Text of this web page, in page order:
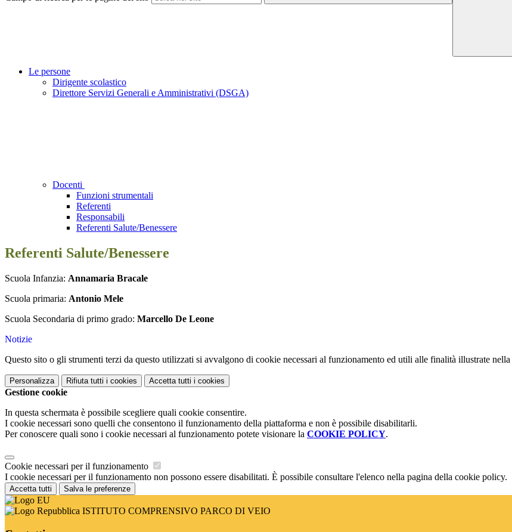
Le persone
Dirigente scolastico
Direttore Servizi Generali e Amministrativi (DSGA)
Docenti
Funzioni strumentali
Referenti
Responsabili
Referenti Salute/Benessere
Referenti Salute/Benessere
Scuola Infanzia: Annamaria Bracale
Scuola primaria: Antonio Mele
Scuola Secondaria di primo grado: Marcello De Leone
Notizie
Questo sito o gli strumenti terzi da questo utilizzati si avvalgono di cookie necessari al funzionamento ed utili alle finalità illustrate nella
Personalizza Rifiuta tutti i cookies Accetta tutti i cookies
Gestione cookie
In questa schermata è possibile scegliere quali cookie consentire.
I cookie necessari sono quelli che consentono il funzionamento della piattaforma e non è possibile disabilitarli.
Per conoscere quali sono i cookie necessari al funzionamento potete visionare la COOKIE POLICY.
Cookie necessari per il funzionamento
I cookie necessari per il funzionamento non possono essere disabilitati. È possibile consultare l'elenco nella pagina della cookie policy.
Accetta tutti Salva le preferenze
ISTITUTO COMPRENSIVO PARCO DI VEIO